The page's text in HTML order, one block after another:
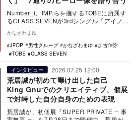
Number_i、IMP.らを擁するTOBEに所属す
るCLASS SEVENが3rdシングル『アイノー
かなざわまゆ
JPOP
男性グループ かなざわまゆ
加古伸弥
TOBE
CLASS SEVEN
インタビュー 2026.07.25 12:00
荒居誠が初めて曝け出した自己
King Gnuでのクリエイティブ、個展
で対峙した自分自身のための表現
荒居誠が、初個展『SUPER PRIVATE ― 事